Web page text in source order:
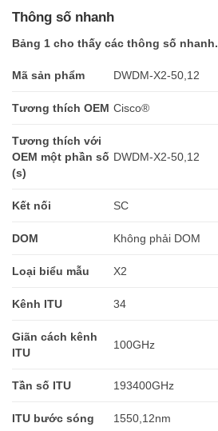
Thông số nhanh
Bảng 1 cho thấy các thông số nhanh.
Mã sản phẩm DWDM-X2-50,12
Tương thích OEM Cisco®
Tương thích với
OEM một phần số
(s)
DWDM-X2-50,12
Kết nối SC
DOM Không phải DOM
Loại biểu mẫu X2
Kênh ITU 34
Giãn cách kênh
ITU
100GHz
Tần số ITU 193400GHz
ITU bước sóng 1550,12nm